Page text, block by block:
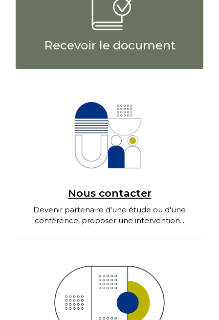
Recevoir le document
Nous contacter
Devenir partenaire d'une étude ou d'une
conférence, proposer une intervention...